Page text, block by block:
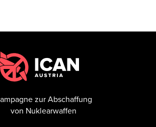
zur Abschaffung
von Nuklearwaffen